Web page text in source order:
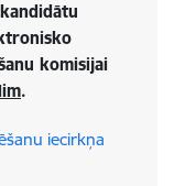
komisijai
.
iecirkņa